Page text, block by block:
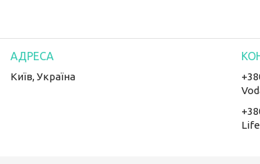
Київ, Україна